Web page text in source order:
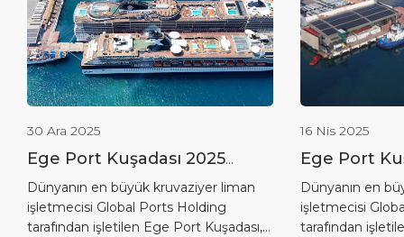
30 Ara 2025
Ege Port Kuşadası 2025
kruvaziyer sezonunu lider
olarak kapattı
Dünyanın en büyük kruvaziyer liman
işletmecisi Global Ports Holding
tarafından işletilen Ege Port Kuşadası,
16 Nis 2025
Ege Port
Enerjisi
Aşamasını
Dünyanın en
işletmecisi
tarafından